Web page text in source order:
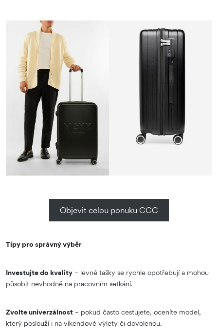
Objevit celou ponuku CCC
Tipy pro správný výběr
Investujte do kvality – levné tašky se rychle opotřebují a mohou
působit nevhodně na pracovním setkání.
Zvolte univerzálnost – pokud často cestujete, oceníte model,
který poslouží i na víkendové výlety či dovolenou.